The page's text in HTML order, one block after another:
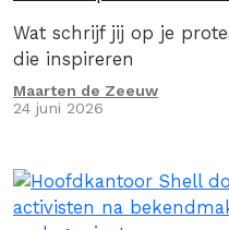
Wat schrijf jij op je
die inspireren
Maarten de Zeeuw
24 juni 2026